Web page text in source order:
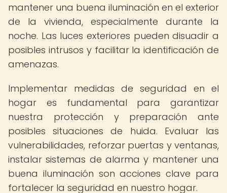
mantener una buena iluminación en el exterior
de la vivienda, especialmente durante la
noche. Las luces exteriores pueden disuadir a
posibles intrusos y facilitar la identificación de
amenazas.
Implementar medidas de seguridad en el
hogar es fundamental para garantizar
nuestra protección y preparación ante
posibles situaciones de huida. Evaluar las
vulnerabilidades, reforzar puertas y ventanas,
instalar sistemas de alarma y mantener una
buena iluminación son acciones clave para
fortalecer la seguridad en nuestro hogar.